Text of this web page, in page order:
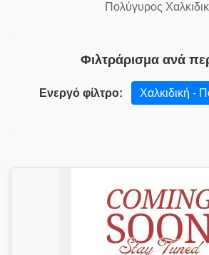
Πολύγυρος
Φιλτράρισμα ανά
Ενεργό φίλτρο: Χαλκιδική -